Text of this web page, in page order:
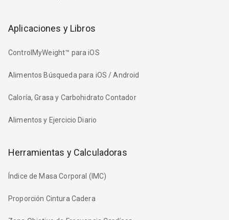
Aplicaciones y Libros
ControlMyWeight™ para iOS
Alimentos Búsqueda para iOS / Android
Caloría, Grasa y Carbohidrato Contador
Alimentos y Ejercicio Diario
Herramientas y Calculadoras
Índice de Masa Corporal (IMC)
Proporción Cintura Cadera